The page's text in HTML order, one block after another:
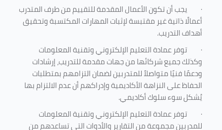
· يجب أن تكون الأعمال المقدمة للتقييم من طرف المتدرب
أعمالًا ذاتية غير مقتبسة لإثبات المهارات المكتسبة وتحقيق
أهداف التدريب.
· توفر عمادة التعليم الإلكتروني وتقنية المعلومات
وكذلك جميع شركائها من جهات مقدمة للتدريب، إرشادات
ودعمًا فنيًا متواصلاً للمتدربين لضمان التزامهم بمتطلبات
الحفاظ على النزاهة الأكاديمية وإدراكهم أن عدم الالتزام بها
يُشكل سوء سلوك أكاديمي.
· توفر عمادة التعليم الإلكتروني وتقنية المعلومات
للمدربين مجموعة من التقارير والأدوات التي تساعدهم من